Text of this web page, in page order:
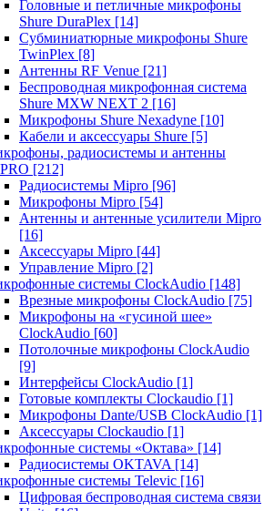
Головные и петличные микрофоны
Shure DuraPlex [14]
Субминиатюрные микрофоны Shure
TwinPlex [8]
Антенны RF Venue [21]
Беспроводная микрофонная система
Shure MXW NEXT 2 [16]
Микрофоны Shure Nexadyne [10]
Кабели и аксессуары Shure [5]
радиосистемы и антенны
[212]
Радиосистемы Mipro [96]
Микрофоны Mipro [54]
Антенны и антенные усилители Mipro
[16]
Аксессуары Mipro [44]
Управление Mipro [2]
системы ClockAudio [148]
Врезные микрофоны ClockAudio [75]
Микрофоны на «гусиной шее»
ClockAudio [60]
Потолочные микрофоны ClockAudio
[9]
Интерфейсы ClockAudio [1]
Готовые комплекты Clockaudio [1]
Микрофоны Dante/USB ClockAudio [1]
Аксессуары Clockaudio [1]
системы «Октава» [14]
Радиосистемы OKTAVA [14]
системы Televic [16]
Цифровая беспроводная система связи